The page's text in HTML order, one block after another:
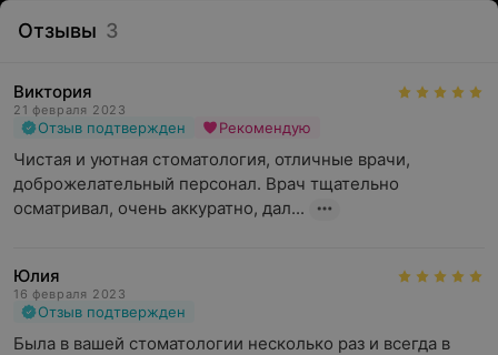
Отзывы 3
Виктория
21 февраля 2023
Отзыв подтвержден Рекомендую
Чистая и уютная стоматология, отличные врачи,
доброжелательный персонал. Врач тщательно
осматривал, очень аккуратно, дал...
Юлия
16 февраля 2023
Отзыв подтвержден
Была в вашей стоматологии несколько раз и всегда в